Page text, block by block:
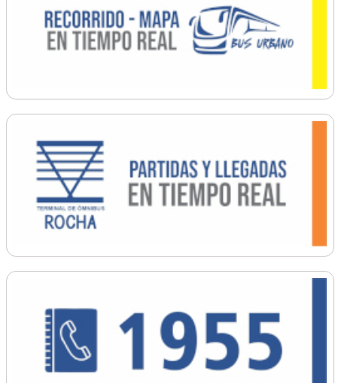
Ordenamiento
Promoción Social
Salud
Secretaría General